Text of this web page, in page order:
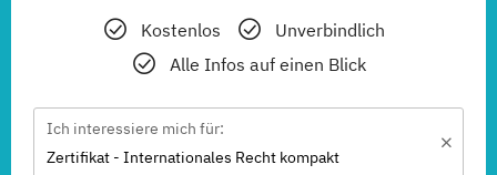
Kostenlos
Unverbindlich
Alle Infos auf einen Blick
Ich interessiere mich für:
Zertifikat - Internationales Recht kompakt